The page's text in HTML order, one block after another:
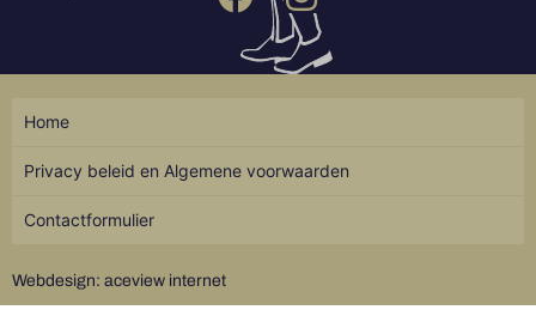
Webdesign: aceview internet
Home
Privacy beleid en Algemene voorwaarden
Contactformulier